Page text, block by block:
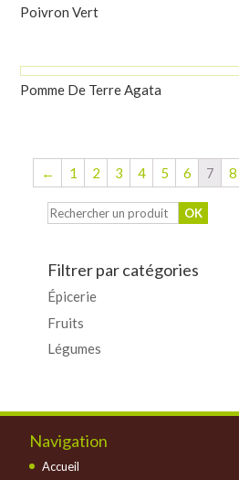
Poivron Vert
Pomme De Terre Agata
← 1 2 3 4 5 6 7 8
Filtrer par catégories
Épicerie
Fruits
Légumes
Navigation
Accueil